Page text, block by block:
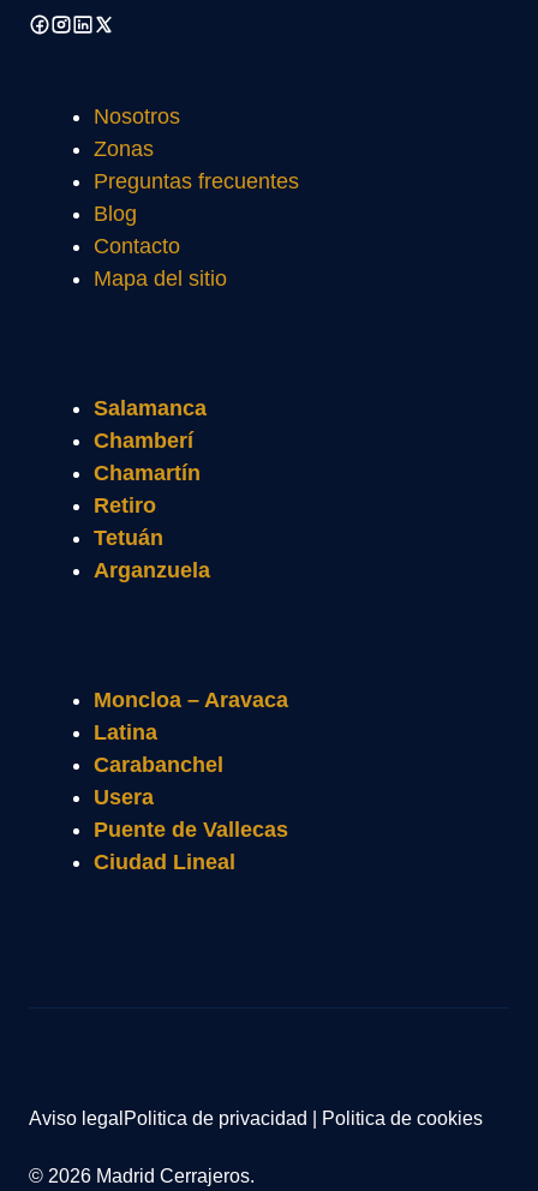
Nosotros
Zonas
Preguntas frecuentes
Blog
Contacto
Mapa del sitio
Salamanca
Chamberí
Chamartín
Retiro
Tetuán
Arganzuela
Moncloa – Aravaca
Latina
Carabanchel
Usera
Puente de Vallecas
Ciudad Lineal
© 2026 Madrid Cerrajeros.
Aviso legal Politica de privacidad Politica de cookies